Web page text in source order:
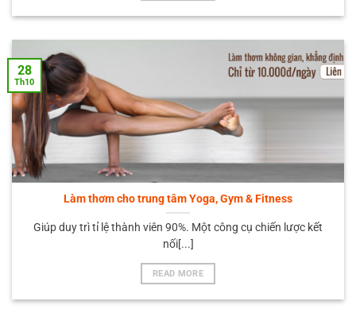
Làm thơm cho trung tâm Yoga, Gym & Fitness
Giúp duy trì tỉ lệ thành viên 90%. Một công cụ chiến lược kết
nối[...]
READ MORE
28
Th10